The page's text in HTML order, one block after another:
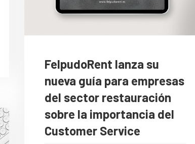
FelpudoRent lanza su
nueva guía para empresas
del sector restauración
sobre la importancia del
Customer Service